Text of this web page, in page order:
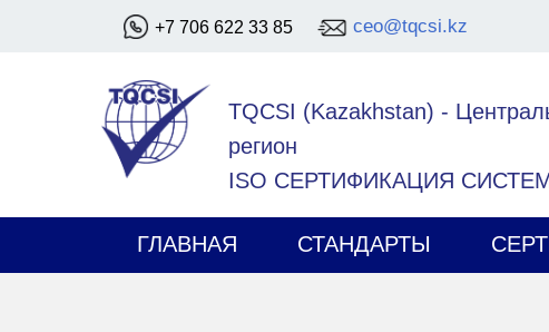
+7 706 622 33 85 ceo@tqcsi.kz
TQCSI (Kazakhstan) -
регион
ISO СЕРТИФИКАЦИЯ
ГЛАВНАЯ СТАНДАРТЫ